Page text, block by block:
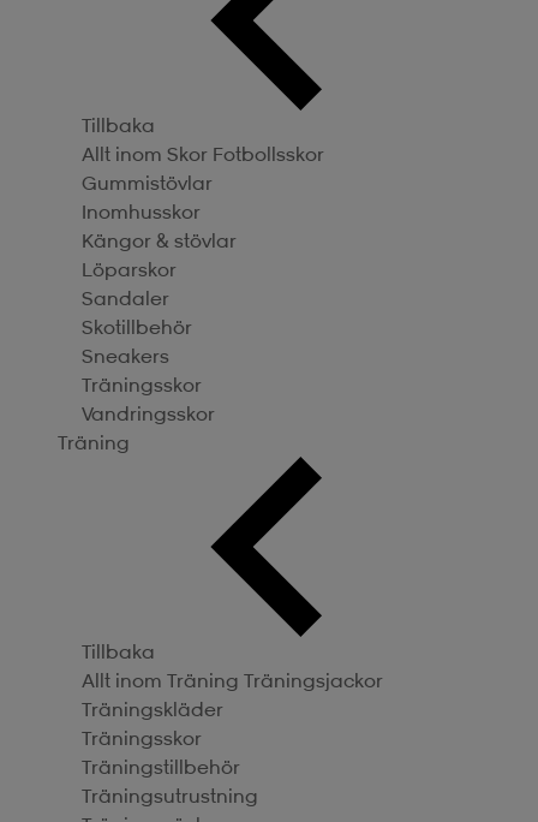
Tillbaka
Allt inom Skor Fotbollsskor
Gummistövlar
Inomhusskor
Kängor & stövlar
Löparskor
Sandaler
Skotillbehör
Sneakers
Träningsskor
Vandringsskor
Träning
Tillbaka
Allt inom Träning Träningsjackor
Träningskläder
Träningsskor
Träningstillbehör
Träningsutrustning